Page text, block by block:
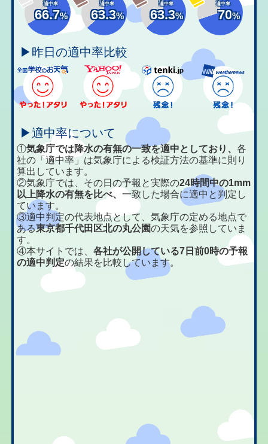
適中率
66.7%
適中率
63.3%
適中率
63.3%
適中率
70%
▶昨日の適中率比較
▶適中率について
①気象庁では降水の有無の一致を適中としており、各
社の「適中率」は気象庁による検証方法の基準に則り
算出しています。
②気象庁では、その日の予報と実際の24時間中の1mm
以上降水の有無を比べ、一致した場合に適中と判定し
ています。
③適中判定の代表地点として、気象庁の定める地点で
ある東京都千代田区北の丸公園の天気を参照していま
す。
④本サイトでは、各社が公開している7日前0時の予報
の適中判定の結果を比較しています。